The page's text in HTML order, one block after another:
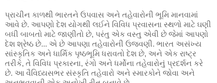
પ્રાચીન કાળથી ભારતને ઉપવાસ અને તહેવારોની ભૂમિ માનવામાં
આવે છે. આપણો દેશ યોગથી લઈને વિવિધ પ્રવાસના સ્થળો માટે ઘણી
બધી બાબતો માટે જાણીતો છે, પરંતુ એક વસ્તુ એવી છે જેમાં આપણો
દેશ શ્રેષ્ઠ છે... એ છે આપણા તહેવારોની ઉજવણી. ભારત અસંખ્ય
સાંસ્કૃતિક અને ધાર્મિક પૃષ્ઠભૂમિ ધરાવતો દેશ છે, અને એક રાષ્ટ્ર
તરીકે, તે વિવિધ પ્રકારના, રંગો અને ધર્મોના તહેવારોનું પ્રદર્શન કરે
છે. આ વૈવિધ્યસભર સંસ્કૃતિ તહેવારો અને સ્મારકોને જોવા અને